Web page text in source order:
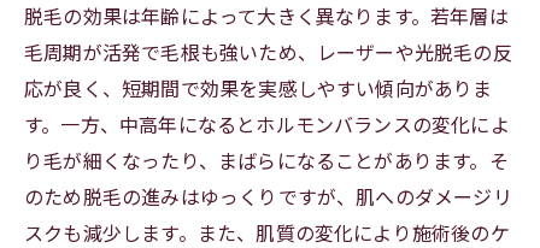
脱毛の効果は年齢によって大きく異なります。若年層は
毛周期が活発で毛根も強いため、レーザーや光脱毛の反
応が良く、短期間で効果を実感しやすい傾向がありま
す。一方、中高年になるとホルモンバランスの変化によ
り毛が細くなったり、まばらになることがあります。そ
のため脱毛の進みはゆっくりですが、肌へのダメージリ
スクも減少します。また、肌質の変化により施術後のケ